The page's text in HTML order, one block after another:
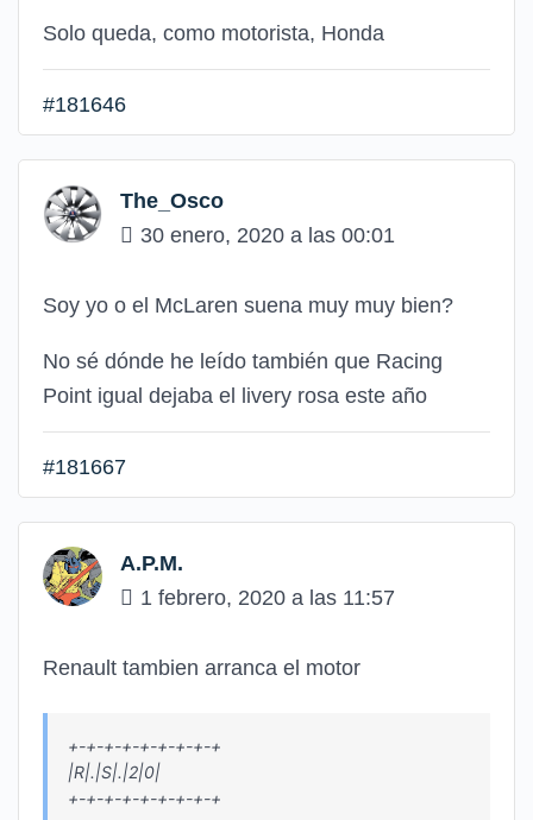
Solo queda, como motorista, Honda
#181646
The_Osco
30 enero, 2020 a las 00:01
Soy yo o el McLaren suena muy muy bien?
No sé dónde he leído también que Racing
Point igual dejaba el livery rosa este año
#181667
A.P.M.
1 febrero, 2020 a las 11:57
Renault tambien arranca el motor
+-+-+-+-+-+-+-+-+
|R|.|S|.|2|0|
+-+-+-+-+-+-+-+-+